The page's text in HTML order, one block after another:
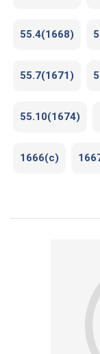
55.4(1668)
55.7(1671)
55.10(1674)
1666(c)